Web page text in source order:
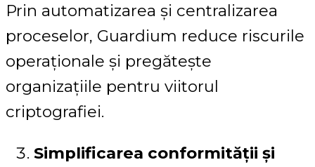
Prin automatizarea și centralizarea
proceselor, Guardium reduce riscurile
operaționale și pregătește
organizațiile pentru viitorul
criptografiei.
Simplificarea conformității și